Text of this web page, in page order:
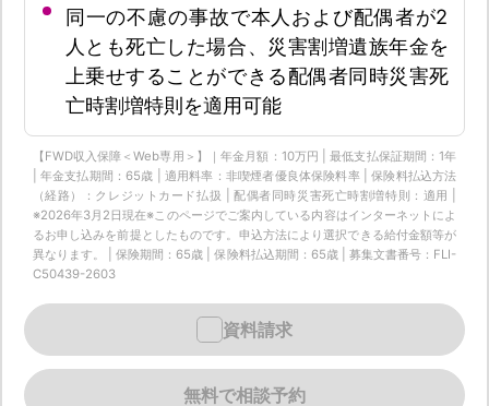
同一の不慮の事故で本人および配偶者が2
人とも死亡した場合、災害割増遺族年金を
上乗せすることができる配偶者同時災害死
亡時割増特則を適用可能
【FWD収入保障＜Web専用＞】｜年金月額：10万円 | 最低支払保証期間：1年
| 年金支払期間：65歳 | 適用料率：非喫煙者優良体保険料率 | 保険料払込方法
（経路）：クレジットカード払扱 | 配偶者同時災害死亡時割増特則：適用 |
※2026年3月2日現在※このページでご案内している内容はインターネットによ
るお申し込みを前提としたものです。申込方法により選択できる給付金額等が
異なります。 | 保険期間：65歳 | 保険料払込期間：65歳 | 募集文書番号：FLI-
C50439-2603
無料で相談予約
資料請求